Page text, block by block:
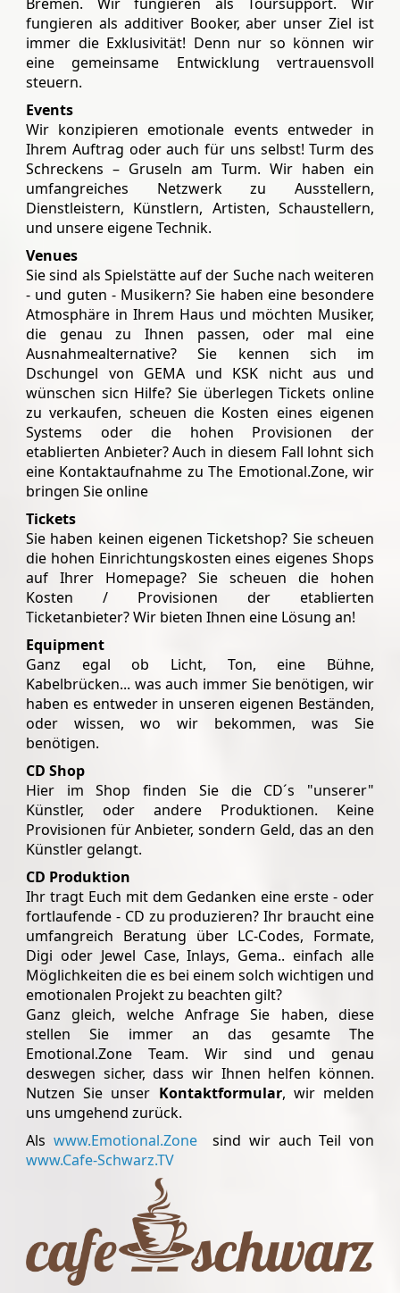
fungieren als additiver Booker, aber unser Ziel ist
immer die Exklusivität! Denn nur so können wir
eine gemeinsame Entwicklung vertrauensvoll
steuern.
Events
Wir konzipieren emotionale events entweder in
Ihrem Auftrag oder auch für uns selbst! Turm des
Schreckens – Gruseln am Turm. Wir haben ein
umfangreiches Netzwerk zu Ausstellern,
Dienstleistern, Künstlern, Artisten, Schaustellern,
und unsere eigene Technik.
Venues
Sie sind als Spielstätte auf der Suche nach weiteren
- und guten - Musikern? Sie haben eine besondere
Atmosphäre in Ihrem Haus und möchten Musiker,
die genau zu Ihnen passen, oder mal eine
Ausnahmealternative? Sie kennen sich im
Dschungel von GEMA und KSK nicht aus und
wünschen sicn Hilfe? Sie überlegen Tickets online
zu verkaufen, scheuen die Kosten eines eigenen
Systems oder die hohen Provisionen der
etablierten Anbieter? Auch in diesem Fall lohnt sich
eine Kontaktaufnahme zu The Emotional.Zone, wir
bringen Sie online
Tickets
Sie haben keinen eigenen Ticketshop? Sie scheuen
die hohen Einrichtungskosten eines eigenes Shops
auf Ihrer Homepage? Sie scheuen die hohen
Kosten / Provisionen der etablierten
Ticketanbieter? Wir bieten Ihnen eine Lösung an!
Equipment
Ganz egal ob Licht, Ton, eine Bühne,
Kabelbrücken... was auch immer Sie benötigen, wir
haben es entweder in unseren eigenen Beständen,
oder wissen, wo wir bekommen, was Sie
benötigen.
CD Shop
Hier im Shop finden Sie die CD´s "unserer"
Künstler, oder andere Produktionen. Keine
Provisionen für Anbieter, sondern Geld, das an den
Künstler gelangt.
CD Produktion
Ihr tragt Euch mit dem Gedanken eine erste - oder
fortlaufende - CD zu produzieren? Ihr braucht eine
umfangreich Beratung über LC-Codes, Formate,
Digi oder Jewel Case, Inlays, Gema.. einfach alle
Möglichkeiten die es bei einem solch wichtigen und
emotionalen Projekt zu beachten gilt?
Ganz gleich, welche Anfrage Sie haben, diese
stellen Sie immer an das gesamte The
Emotional.Zone Team. Wir sind und genau
deswegen sicher, dass wir Ihnen helfen können.
Nutzen Sie unser Kontaktformular, wir melden
uns umgehend zurück.
Als www.Emotional.Zonesind wir auch Teil von
www.Cafe-Schwarz.TV